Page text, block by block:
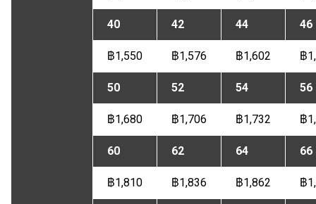
40 42 44 46
฿1,550 ฿1,576 ฿1,602 ฿
50 52 54 56
฿1,680 ฿1,706 ฿1,732 ฿
60 62 64 66
฿1,810 ฿1,836 ฿1,862 ฿